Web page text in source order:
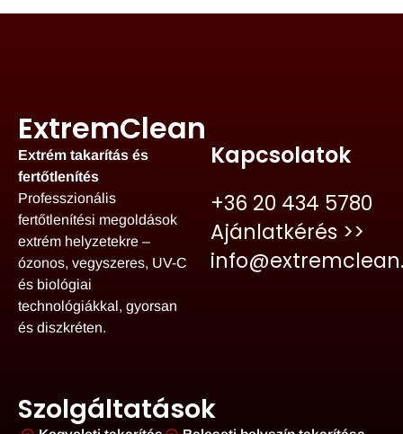
ExtremClean
Extrém takarítás és
fertőtlenítés
Professzionális
fertőtlenítési megoldások
extrém helyzetekre –
ózonos, vegyszeres, UV-C
és biológiai
technológiákkal, gyorsan
és diszkréten.
Kapcsolatok
+36 20 434 5780
Ajánlatkérés >>
Szolgáltatások